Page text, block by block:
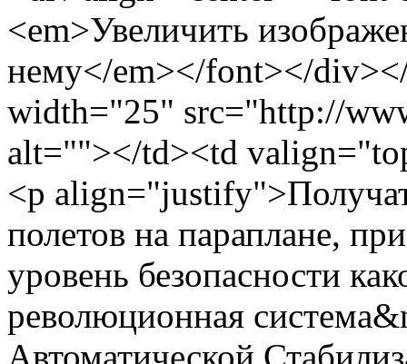
<em>Увеличить
нему</em></font></
width="25" src="http://
alt=""></td><td
<p
полетов на параплане,
уровень безопасности
революционная
Автоматической